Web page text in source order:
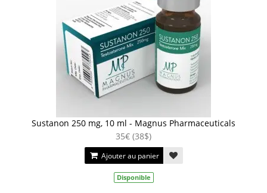
Sustanon 250 mg, 10 ml - Magnus Pharmaceuticals
35€ (38$)
Ajouter au panier
Disponible